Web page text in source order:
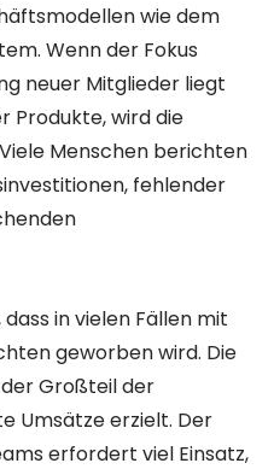
wie dem
Wenn der Fokus
neuer Mitglieder liegt
Produkte, wird die
Menschen berichten
fehlender
in vielen Fällen mit
geworben wird. Die
Großteil der
Umsätze erzielt. Der
erfordert viel Einsatz,